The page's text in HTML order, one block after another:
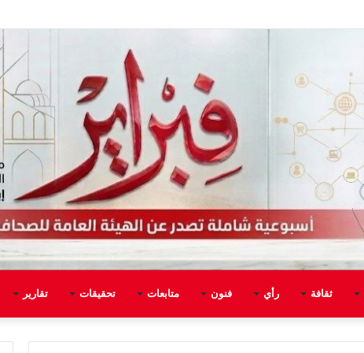
ثقافة رأي فنون متابعات تحقيقات تقارير